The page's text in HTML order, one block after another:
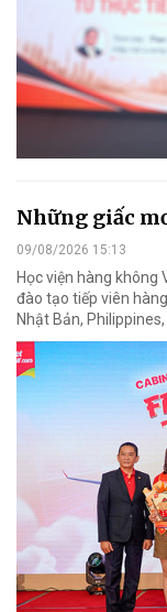
Những giấc
09/08/2026 15:13
Học viện hàng
đào tạo tiếp viên
Nhật Bản, Philippines,